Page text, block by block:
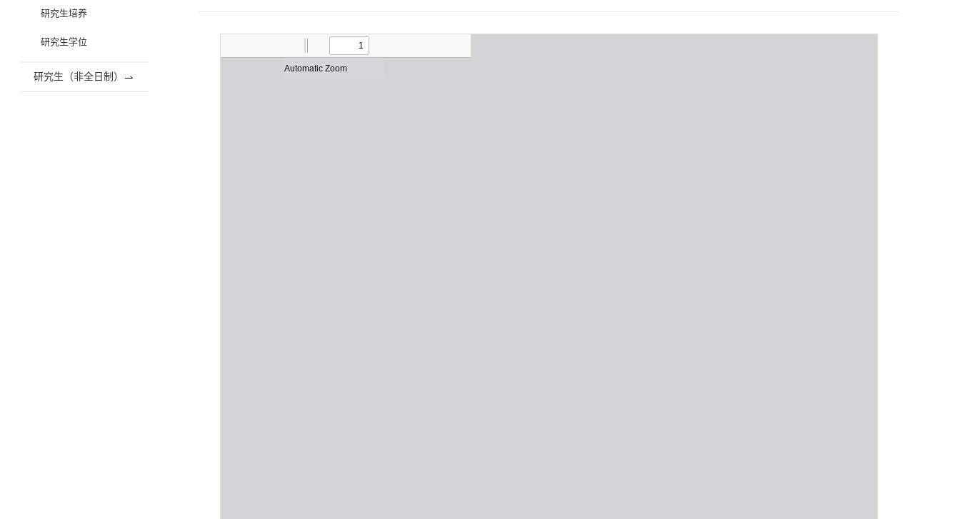
研究生培养
研究生学位
研究生（非全日制）